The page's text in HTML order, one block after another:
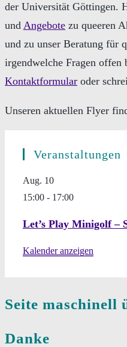
der Universität Göttingen.
und Angebote zu queeren
und zu unser Beratung für
irgendwelche Fragen offen
Kontaktformular oder
Unseren aktuellen Flyer
Veranstaltungen
Aug. 10
15:00 - 17:00
Let’s Play Minigolf –
Kalender anzeigen
Seite maschinell
Danke